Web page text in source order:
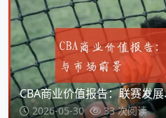
CBA商业价值报告：联赛发
2026-05-30 33 次阅读